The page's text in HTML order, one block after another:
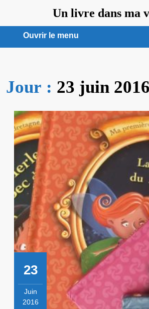
contenu
Un livre dans ma
Ouvrir le menu
menu
Jour : 23 juin 2016
23
Juin
2016